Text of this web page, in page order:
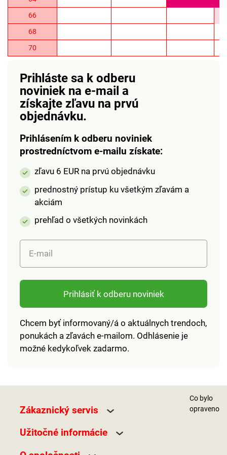
66
68
70
Prihláste sa k odberu
noviniek na e-mail a
získajte zľavu na prvú
objednávku.
Prihlásením k odberu noviniek
prostredníctvom e-mailu získate:
zľavu 6 EUR na prvú objednávku
prednostný prístup ku všetkým zľavám a
akciám
prehľad o všetkých novinkách
E-mail
Prihlásiť k odberu noviniek
Chcem byť informovaný/á o aktuálnych trendoch,
ponukách a zľavách e-mailom. Odhlásenie je
možné kedykoľvek zadarmo.
Zákaznický servis
Užitočné informácie
Co bylo
opraveno